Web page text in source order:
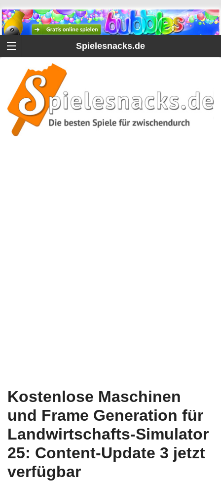
Spielesnacks.de
Kostenlose Maschinen
und Frame Generation für
Landwirtschafts-Simulator
25: Content-Update 3 jetzt
verfügbar